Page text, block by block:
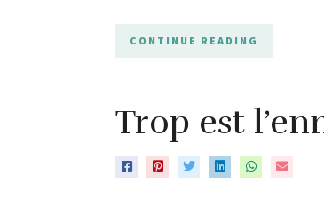
CONTINUE READING
Trop est